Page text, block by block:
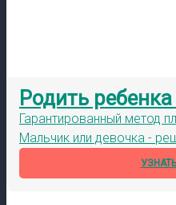
Родить
Гарантированный метод
Мальчик или девочка -